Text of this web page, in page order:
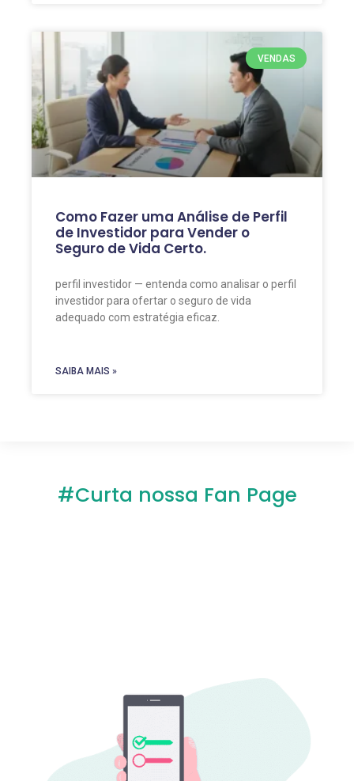
VENDAS
Como Fazer uma Análise de Perfil
de Investidor para Vender o
Seguro de Vida Certo.
perfil investidor — entenda como analisar o perfil
investidor para ofertar o seguro de vida
adequado com estratégia eficaz.
SAIBA MAIS »
#Curta nossa Fan Page